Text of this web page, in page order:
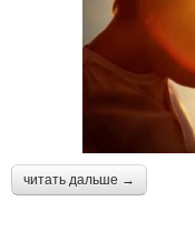
читать дальше →